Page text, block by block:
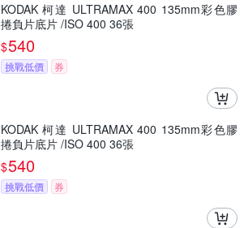
KODAK 柯達 ULTRAMAX 400 135mm彩色膠
捲負片底片 /ISO 400 36張
$540
挑戰低價 券
KODAK 柯達 ULTRAMAX 400 135mm彩色膠
捲負片底片 /ISO 400 36張
$540
挑戰低價 券